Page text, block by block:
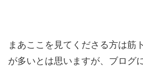
まあここを見てくださる方は筋
が多いとは思いますが、ブログ